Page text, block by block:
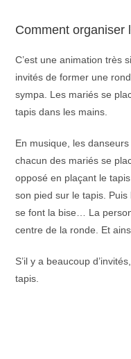
Comment organiser
C’est une animation très
invités de former une
sympa. Les mariés se
tapis dans les mains.
En musique, les
chacun des mariés se
opposé en plaçant le
son pied sur le tapis. Puis
se font la bise… La
centre de la ronde. Et
S’il y a beaucoup
tapis.